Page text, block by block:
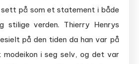
på som et statement i både
stilige verden. Thierry Henrys
på den tiden da han var på
i seg selv, og det var